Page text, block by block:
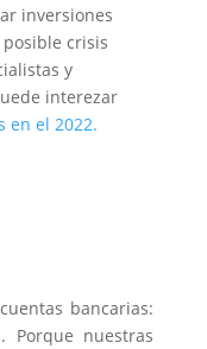
inversiones
crisis
y
interezar
en el 2022.
bancarias:
Porque nuestras